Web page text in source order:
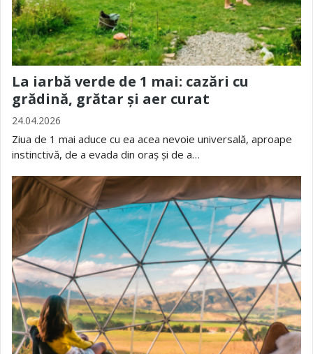
La iarbă verde de 1 mai: cazări cu
grădină, grătar și aer curat
24.04.2026
Ziua de 1 mai aduce cu ea acea nevoie universală, aproape
instinctivă, de a evada din oraș și de a…